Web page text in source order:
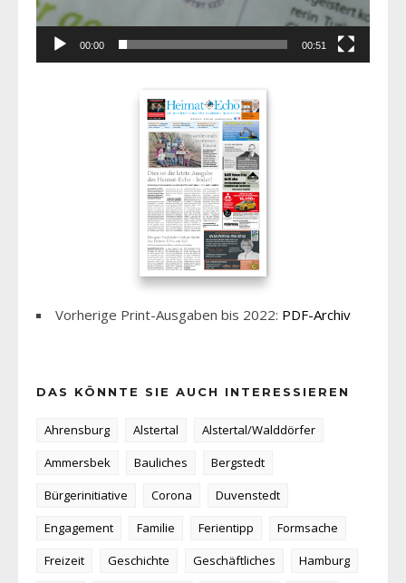
00:00 00:51
Vorherige Print-Ausgaben bis 2022: PDF-Archiv
DAS KÖNNTE SIE AUCH INTERESSIEREN
Ahrensburg Alstertal
Alstertal/Walddörfer
Ammersbek
Bauliches
Bergstedt
Bürgerinitiative
Corona
Duvenstedt
Engagement
Familie Ferientipp
Formsache
Freizeit
Geschichte Geschäftliches
Hamburg